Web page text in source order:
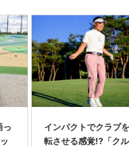
っ
インパクトでクラブ
転させる感覚!?「ク